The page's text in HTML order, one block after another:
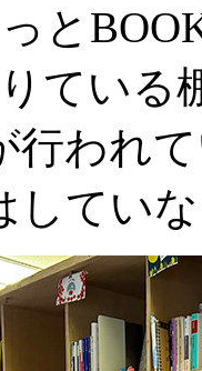
と
ている
行われ
してい